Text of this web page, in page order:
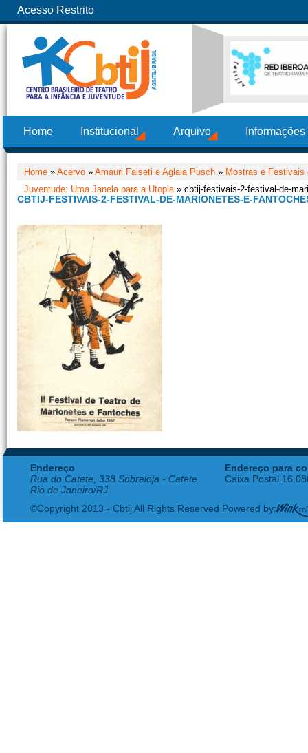
Acesso Restrito
Home Institucional Arquivo
Home » Acervo » Amauri Falseti e Aglaia Pusch » Mostras e Festivais
Juventude: Uma Janela para a Utopia» cbtij-festivais-2-festival-de-
CBTIJ-FESTIVAIS-2-FESTIVAL-DE-MARIONETES-E-
Endereço
Rua do Catete, 338 Sobreloja - Catete
Rio de Janeiro/RJ
Endereço para
Caixa Postal
©Copyright 2013 - Cbtij All Rights Reserved Powered by: